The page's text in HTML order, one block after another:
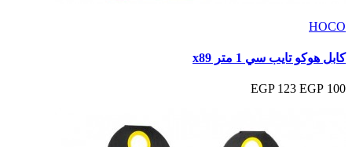
HOCO
كابل هوكو تايب سي 1 متر x89
100 EGP
123 EGP